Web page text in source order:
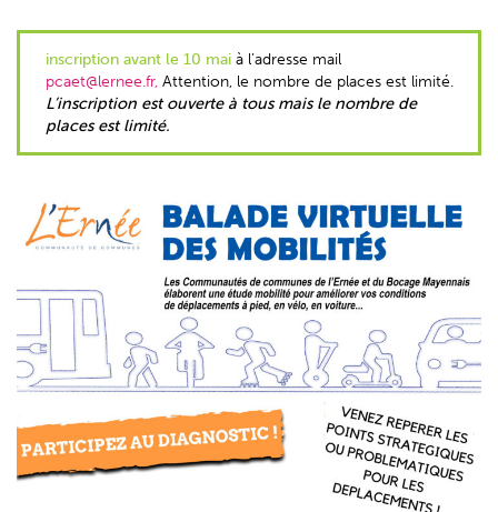
inscription avant le 10 mai à l’adresse mail
pcaet@lernee.fr,Attention, le nombre de places est limité.
L’inscription est ouverte à tous mais le nombre de
places est limité.